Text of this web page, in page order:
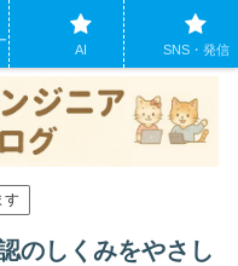
に。現場でよくあるパソコンの
す
のしくみをやさし
AI SNS・発信